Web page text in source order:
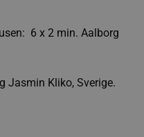
6 x 2 min. Aalborg
Jasmin Kliko, Sverige.